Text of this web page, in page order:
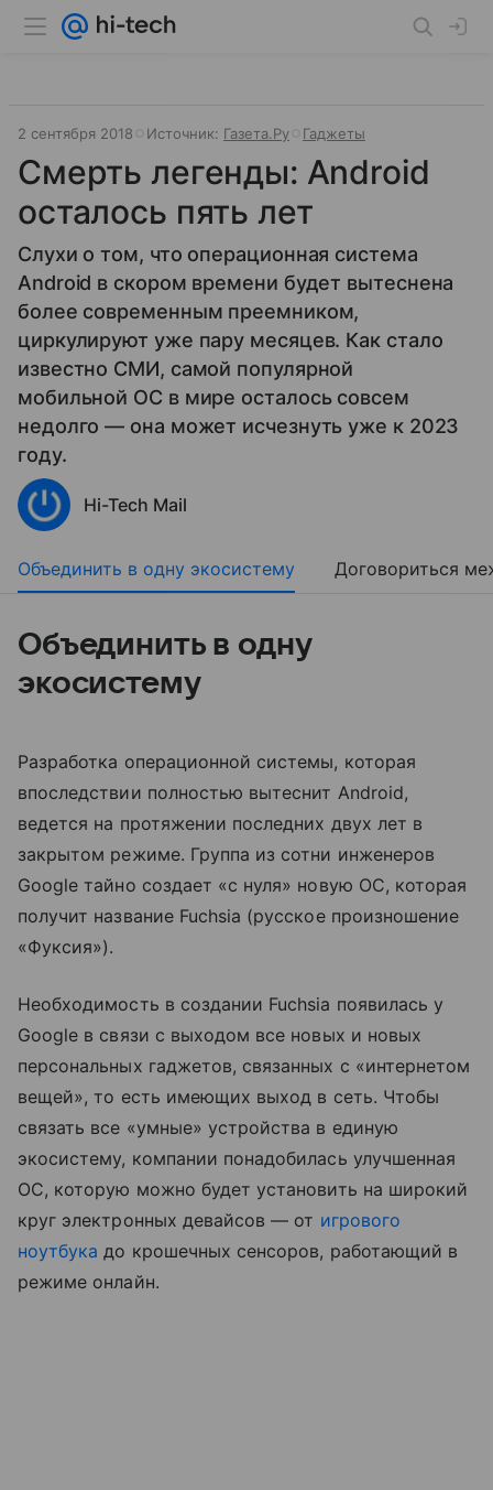
2 сентября 2018 Источник: Газета.Ру Гаджеты
Смерть легенды: Android
осталось пять лет
Слухи о том, что операционная система
Android в скором времени будет вытеснена
более современным преемником,
циркулируют уже пару месяцев. Как стало
известно СМИ, самой популярной
мобильной ОС в мире осталось совсем
недолго — она может исчезнуть уже к 2023
году.
Hi-Tech Mail
Объединить в одну экосистему Договориться
Объединить в одну
экосистему
Разработка операционной системы, которая
впоследствии полностью вытеснит Android,
ведется на протяжении последних двух лет в
закрытом режиме. Группа из сотни инженеров
Google тайно создает «с нуля» новую ОС, которая
получит название Fuchsia (русское произношение
«Фуксия»).
Необходимость в создании Fuchsia появилась у
Google в связи с выходом все новых и новых
персональных гаджетов, связанных с «интернетом
вещей», то есть имеющих выход в сеть. Чтобы
связать все «умные» устройства в единую
экосистему, компании понадобилась улучшенная
ОС, которую можно будет установить на широкий
круг электронных девайсов — от игрового
ноутбука до крошечных сенсоров, работающий в
режиме онлайн.